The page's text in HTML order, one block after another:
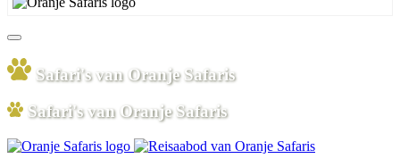
Safari's van Oranje Safaris
Safari's van Oranje Safaris